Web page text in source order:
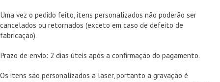
Uma vez o pedido feito, itens personalizados não poderão ser
cancelados ou retornados (exceto em caso de defeito de
fabricação).
Prazo de envio: 2 dias úteis após a confirmação do pagamento.
Os itens são personalizados a laser, portanto a gravação é